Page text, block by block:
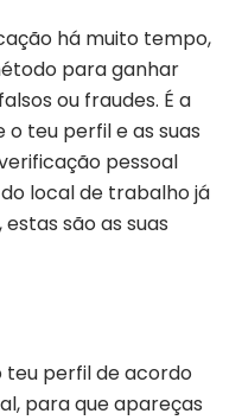
há muito tempo,
para ganhar
ou fraudes. É a
teu perfil e as suas
pessoal
local de trabalho já
são as suas
teu perfil de acordo
para que apareças